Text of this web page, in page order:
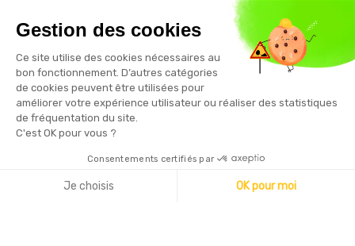
Vous pouvez vous désinscrire à tout moment en cliquant sur le
lien présent dans nos emails
Copyright © 2026 - Sécurama
Gestion des cookies
Ce site utilise des cookies nécessaires au
bon fonctionnement. D’autres catégories
de cookies peuvent être utilisées pour
améliorer votre expérience utilisateur ou réaliser des statistiques
de fréquentation du site.
C'est OK pour vous ?
Consentements certifiés par
Je choisis OK pour moi